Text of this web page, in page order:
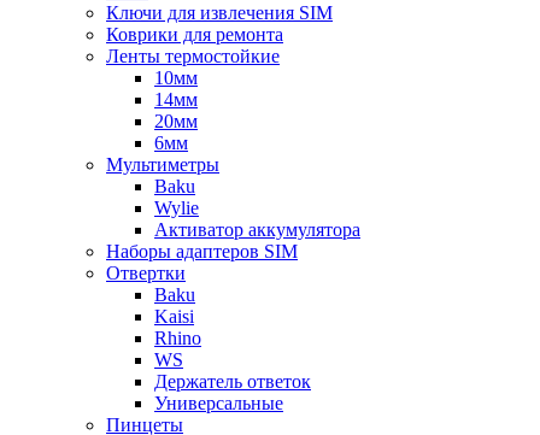
Ключи для извлечения SIM
Коврики для ремонта
Ленты термостойкие
10мм
14мм
20мм
6мм
Мультиметры
Baku
Wylie
Активатор аккумулятора
Наборы адаптеров SIM
Отвертки
Baku
Kaisi
Rhino
WS
Держатель ответок
Универсальные
Пинцеты